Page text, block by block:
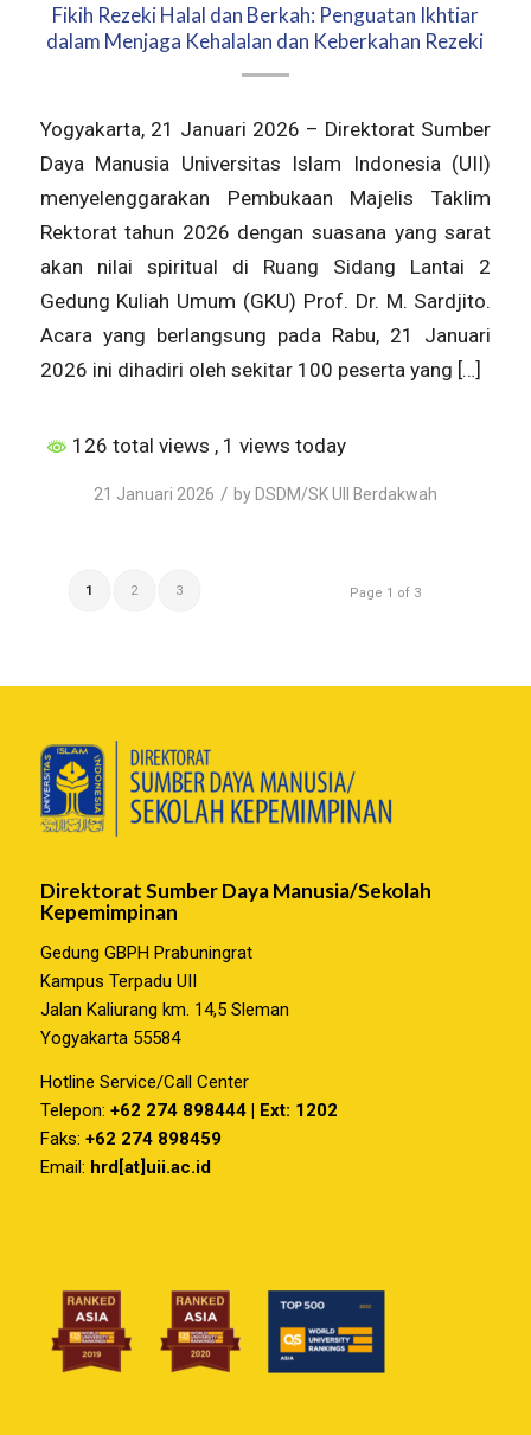
Fikih Rezeki Halal dan Berkah: Penguatan Ikhtiar
dalam Menjaga Kehalalan dan Keberkahan Rezeki
Yogyakarta, 21 Januari 2026 – Direktorat Sumber
Daya Manusia Universitas Islam Indonesia (UII)
menyelenggarakan Pembukaan Majelis Taklim
Rektorat tahun 2026 dengan suasana yang sarat
akan nilai spiritual di Ruang Sidang Lantai 2
Gedung Kuliah Umum (GKU) Prof. Dr. M. Sardjito.
Acara yang berlangsung pada Rabu, 21 Januari
2026 ini dihadiri oleh sekitar 100 peserta yang […]
126 total views , 1 views today
21 Januari 2026 / by DSDM/SK UII Berdakwah
Page 1 of 3
1 2 3
Direktorat Sumber Daya Manusia/Sekolah
Kepemimpinan
Gedung GBPH Prabuningrat
Kampus Terpadu UII
Jalan Kaliurang km. 14,5 Sleman
Yogyakarta 55584
Hotline Service/Call Center
Telepon: +62 274 898444 | Ext: 1202
Faks: +62 274 898459
Email: hrd[at]uii.ac.id